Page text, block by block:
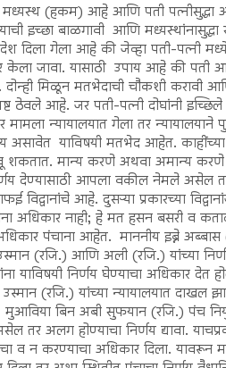
मध्यस्थ (हकम) आहे आणि पती
इच्छा बाळगावी आणि
दिला गेला आहे की जेव्हा पती-पत्नी मध्ये
केला जावा. यासाठी उपाय आहे की पती
मिळून मतभेदाची चौकशी करावी
ठेवले आहे. जर पती-पत्नी दोघांनी
मामला न्यायालयात गेला तर
याविषयी मतभेद आहेत. काहींच्या
शकतात. मान्य करणे अथवा अमान्य करणे
देण्यासाठी आपला वकील नेमले असेल
आहे. दुसऱ्या प्रकारच्या
अधिकार नाही; हे मत हसन बसरी व
पंचाना आहेत. माननीय इब्ने
(रजि.) आणि अली (रजि.) यांच्या
याविषयी निर्णय घेण्याचा अधिकार देत
उस्मान (रजि.) यांच्या न्यायालयात
मुआविया बिन अबी सुफयान (रजि.) पंच
तर अलग होण्याचा निर्णय द्यावा.
व न करण्याचा अधिकार दिला. यावरून